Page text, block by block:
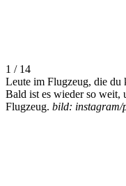
1 / 14
Leute im Flugzeug, die du
Bald ist es wieder so weit,
Flugzeug. bild: instagram/